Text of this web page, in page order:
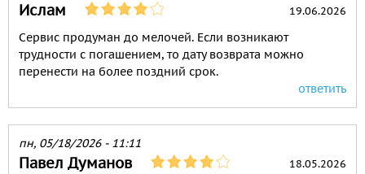
Ислам 19.06.2026
Сервис продуман до мелочей. Если возникают
трудности с погашением, то дату возврата можно
перенести на более поздний срок.
ответить
пн, 05/18/2026 - 11:11
Павел Думанов 18.05.2026